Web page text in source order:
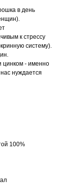
в день
к стрессу
систему).
цинком - именно
нуждается
100%